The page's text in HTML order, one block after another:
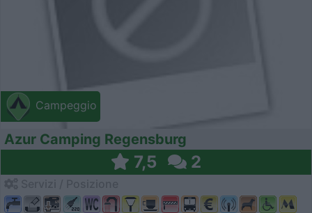
Campeggio
Azur Camping Regensburg
7,5 2